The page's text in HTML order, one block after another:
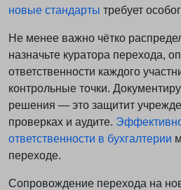
новые стандарты требует
Не менее важно чётко
назначьте куратора перехода,
ответственности каждого
контрольные точки.
решения — это защитит
проверках и аудите.
ответственности в бухгалтерии
переходе.
Сопровождение перехода на